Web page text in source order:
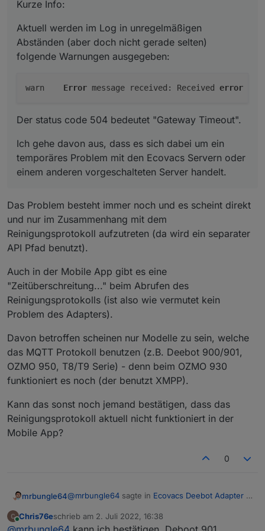
wird offensichtlich durch eine System-
nahe Komponente von bzw. unter der
Canvas Library verursacht - daher kann
ich aktuell nichts machen und muss an
ältere Version von Canvas hilft nicht
Informationen und Praxistipps (GitHub)
Datenpunkte (GitHub)
Möglichkeit für sonstiges Feedback:
Bug reports und feature requests (GitHub)
Ideen-Sammlung "Views für ozmo Deebot"
temporäres Problem mit den Ecovacs Servern
oder einem anderen vorgeschalteten Server
handelt.
Kurze Info:
Aktuell werden im Log in unregelmäßigen
Abständen (aber doch nicht gerade selten)
folgende Warnungen ausgegeben:
Error message received: Received error
Der status code 504 bedeutet "Gateway Timeout".
Ich gehe davon aus, dass es sich dabei um ein
temporäres Problem mit den Ecovacs Servern oder
einem anderen vorgeschalteten Server handelt.
Das Problem besteht immer noch und es scheint direkt
und nur im Zusammenhang mit dem
Reinigungsprotokoll aufzutreten (da wird ein separater
API Pfad benutzt).
Auch in der Mobile App gibt es eine
"Zeitüberschreitung..." beim Abrufen des
Reinigungsprotokolls (ist also wie vermutet kein
Problem des Adapters).
Davon betroffen scheinen nur Modelle zu sein, welche
das MQTT Protokoll benutzen (z.B. Deebot 900/901,
OZMO 950, T8/T9 Serie) - denn beim OZMO 930
funktioniert es noch (der benutzt XMPP).
Kann das sonst noch jemand bestätigen, dass das
Reinigungsprotokoll aktuell nicht funktioniert in der
Mobile App?
0
mrbungle64@mrbungle64 sagte in Ecovacs Deebot Adapter -
Kurze Info:
Online
Chris76eschrieb am 2. Juli 2022, 16:38
zuletzt editiert von